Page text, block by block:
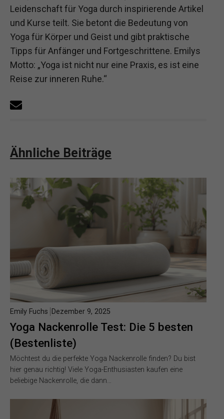
Leidenschaft für Yoga durch inspirierende Artikel
und Kurse teilt. Sie betont die Bedeutung von
Yoga für Körper und Geist und gibt praktische
Tipps für Anfänger und Fortgeschrittene. Emilys
Motto: „Yoga ist nicht nur eine Praxis, es ist eine
Reise zur inneren Ruhe.“
Ähnliche Beiträge
Yoga Nackenrolle Test: Die 5 besten
(Bestenliste)
Emily Fuchs Dezember 9, 2025
Möchtest du die perfekte Yoga Nackenrolle finden? Du bist
hier genau richtig! Viele Yoga-Enthusiasten kaufen eine
beliebige Nackenrolle, die dann…